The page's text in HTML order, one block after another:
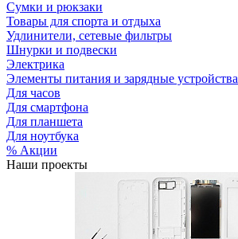
Сумки и рюкзаки
Товары для спорта и отдыха
Удлинители, сетевые фильтры
Шнурки и подвески
Электрика
Элементы питания и зарядные устройства
Для часов
Для смартфона
Для планшета
Для ноутбука
% Акции
Наши проекты